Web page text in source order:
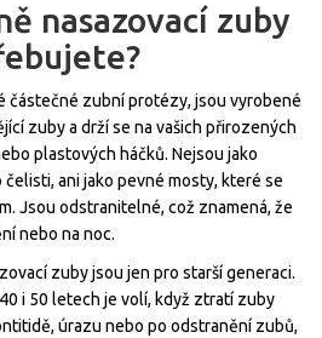
nasazovací zuby
částečné zubní protézy, jsou vyrobené
zuby a drží se na vašich přirozených
plastových háčků. Nejsou jako
ani jako pevné mosty, které se
Jsou odstranitelné, což znamená, že
nebo na noc.
zuby jsou jen pro starší generaci.
i 50 letech je volí, když ztratí zuby
úrazu nebo po odstranění zubů,